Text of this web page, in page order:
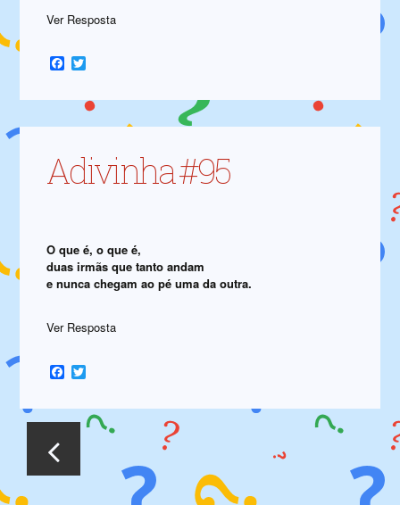
Ver Resposta
Facebook
Adivinha #95
O que é, o que é,
duas irmãs que tanto andam
e nunca chegam ao pé uma da outra.
Ver Resposta
Facebook